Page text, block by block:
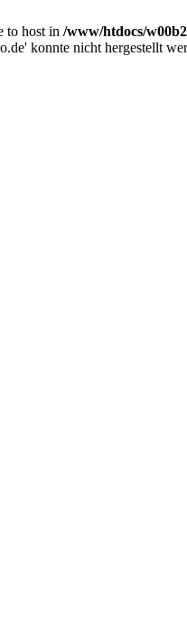
to host in /www/htdocs/
konnte nicht hergestellt